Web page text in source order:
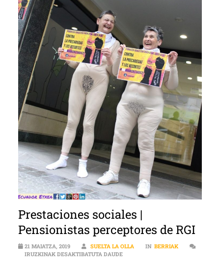
Prestaciones sociales |
Pensionistas perceptores de RGI
21 MAIATZA, 2019 SUELTA LA OLLA IN BERRIAK
IRUZKINAK DESAKTIBATUTA DAUDEPRESTACIONES SOCIALES |